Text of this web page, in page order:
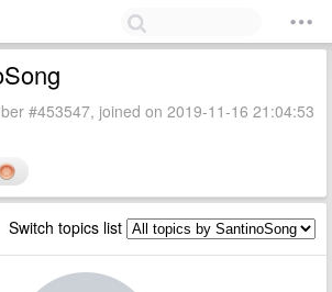
#453547, joined on 2019-11-16 21:04:53
Switch topics list